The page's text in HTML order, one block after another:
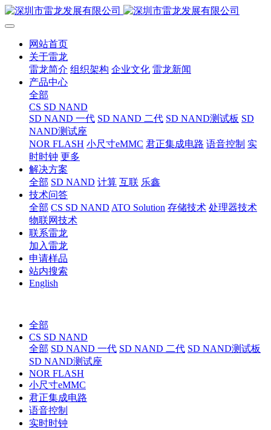
网站首页
关于雷龙
雷龙简介 组织架构 企业文化 雷龙新闻
产品中心
全部
CS SD NAND
SD NAND 一代 SD NAND 二代 SD NAND测试板 SD
NAND测试座
NOR FLASH 小尺寸eMMC 君正集成电路 语音控制 实
时时钟 更多
解决方案
全部 SD NAND 计算 互联 乐鑫
技术问答
全部 CS SD NAND ATO Solution 存储技术 处理器技术
物联网技术
联系雷龙
加入雷龙
申请样品
站内搜索
English
全部
CS SD NAND
全部 SD NAND 一代 SD NAND 二代 SD NAND测试板
SD NAND测试座
NOR FLASH
小尺寸eMMC
君正集成电路
语音控制
实时时钟